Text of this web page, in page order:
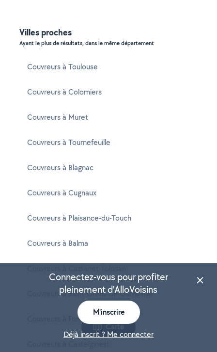
Villes proches
Ayant le plus de résultats, dans le même département
Couvreurs à Toulouse
Couvreurs à Colomiers
Couvreurs à Muret
Couvreurs à Tournefeuille
Couvreurs à Blagnac
Couvreurs à Cugnaux
Couvreurs à Plaisance-du-Touch
Couvreurs à Balma
Couvreurs à Saint-Orens-de-Gameville
Couvreurs à Fonsorbes
Carte
Connectez-vous pour profiter
pleinement d'AlloVoisins
M'inscrire
Déjà inscrit ? Me connecter